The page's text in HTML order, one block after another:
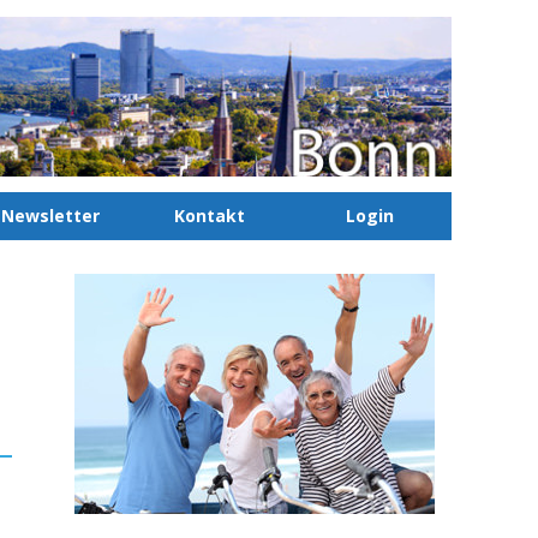
Newsletter Kontakt Login